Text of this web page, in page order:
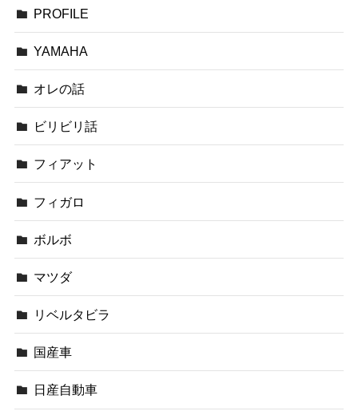
PROFILE
YAMAHA
オレの話
ビリビリ話
フィアット
フィガロ
ボルボ
マツダ
リベルタビラ
国産車
日産自動車